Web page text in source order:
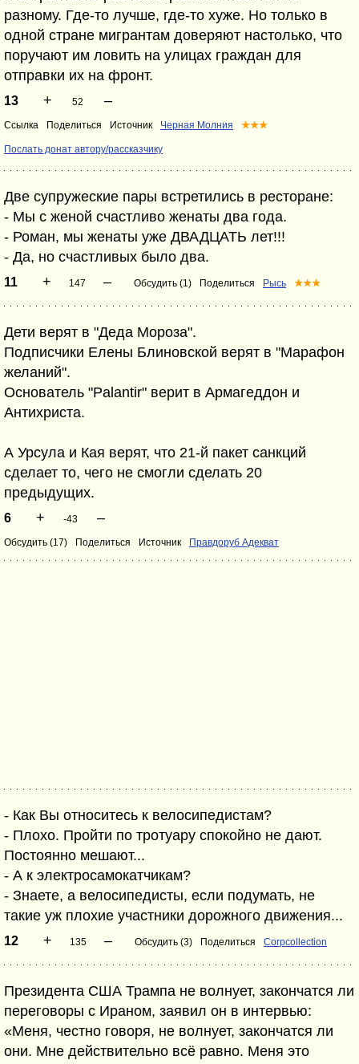
разному. Где-то лучше, где-то хуже. Но только в
одной стране мигрантам доверяют настолько, что
поручают им ловить на улицах граждан для
отправки их на фронт.
13 + 52 –
Ссылка Поделиться Источник Черная Молния ★★★
Послать донат автору/рассказчику
Две супружеские пары встретились в ресторане:
- Мы с женой счастливо женаты два года.
- Роман, мы женаты уже ДВАДЦАТЬ лет!!!
- Да, но счастливых было два.
11 + 147 – Обсудить (1) Поделиться Рысь ★★★
Дети верят в "Деда Мороза".
Подписчики Елены Блиновской верят в "Марафон
желаний".
Основатель "Palantir" верит в Армагеддон и
Антихриста.
А Урсула и Кая верят, что 21-й пакет санкций
сделает то, чего не смогли сделать 20
предыдущих.
6 + -43 –
Обсудить (17) Поделиться Источник Правдоруб Адекват
- Как Вы относитесь к велосипедистам?
- Плохо. Пройти по тротуару спокойно не дают.
Постоянно мешают...
- А к электросамокатчикам?
- Знаете, а велосипедисты, если подумать, не
такие уж плохие участники дорожного движения...
12 + 135 – Обсудить (3) Поделиться Corpcollection
Президента США Трампа не волнует, закончатся ли
переговоры с Ираном, заявил он в интервью:
«Меня, честно говоря, не волнует, закончатся ли
они. Мне действительно всё равно. Меня это